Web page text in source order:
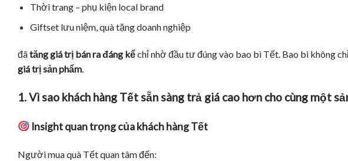
Thời trang – phụ kiện local brand
Giftset lưu niệm, quà tặng doanh nghiệp
đãtăng giá trị bán ra đáng kểchỉ nhờ đầu tư đúng vào bao bì Tết. Bao bì không
giá trị sản phẩm.
1. Vì sao khách hàng Tết sẵn sàng trả giá cao hơn cho cùng một
Insight quan trọng của khách hàng Tết
Người mua quà Tết quan tâm đến: